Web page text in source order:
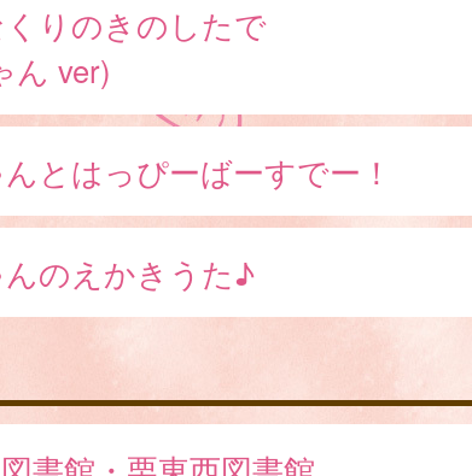
りのきのしたで
ん ver)
とはっぴーばーすでー！
んのえかきうた♪